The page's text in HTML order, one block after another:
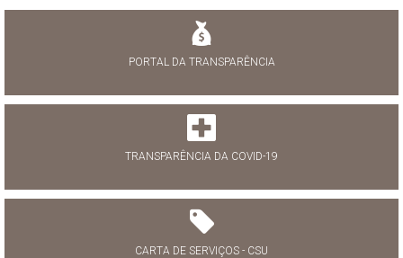
PORTAL DA TRANSPARÊNCIA
TRANSPARÊNCIA DA COVID-19
CARTA DE SERVIÇOS - CSU